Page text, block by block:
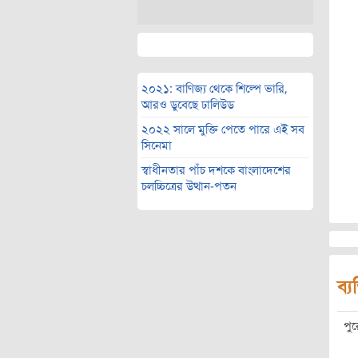
২০২১: বাণিজ্য থেকে শিল্পে ভারি,
আরও ডুবেছে ঢালিউড
২০২২ সালে মুক্তি পেতে পারে এই সব
সিনেমা
স্বাধীনতার পাঁচ দশকে বাংলাদেশের
চলচ্চিত্রের উত্থান-পতন